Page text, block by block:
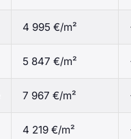
4 995 €/m²
5 847 €/m²
7 967 €/m²
4 219 €/m²